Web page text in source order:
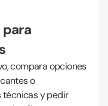
compara opciones
o
técnicas y pedir